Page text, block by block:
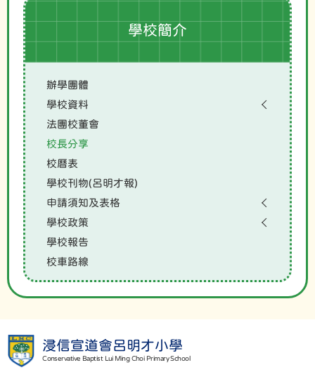
學校簡介
辦學團體
學校資料
法團校董會
校長分享
校曆表
學校刊物(呂明才報)
申請須知及表格
學校政策
學校報告
校車路線
浸信宣道會呂明才小學
Conservative Baptist Lui Ming Choi Primary School